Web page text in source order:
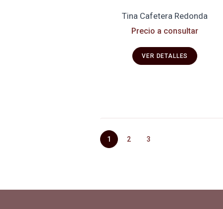
Tina Cafetera Redonda
Precio a consultar
VER DETALLES
1 2 3